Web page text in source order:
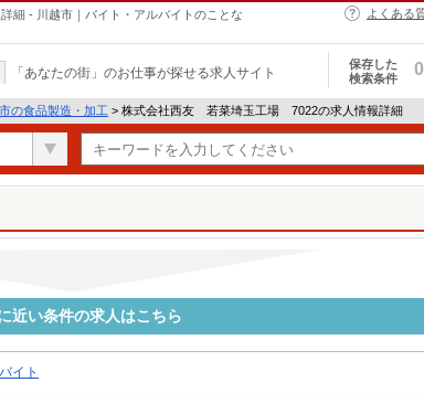
- 川越市｜バイト・アルバイトのことな
よくある
「あなたの街」のお仕事が探せる求人サイト
保存した
検索条件
0
の食品製造・加工 > 株式会社西友 若菜埼玉工場 7022の求人情報詳細
い条件の求人はこちら
イト